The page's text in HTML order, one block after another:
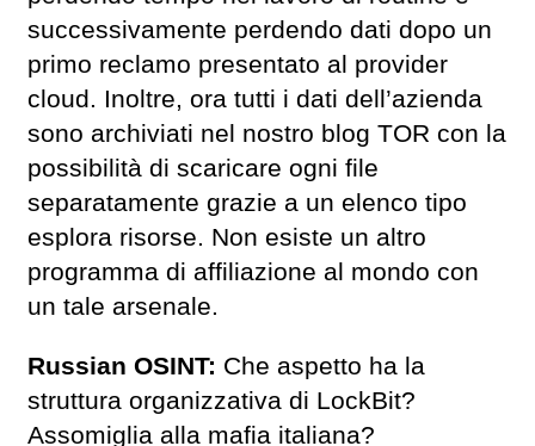
successivamente perdendo dati dopo un
primo reclamo presentato al provider
cloud. Inoltre, ora tutti i dati dell’azienda
sono archiviati nel nostro blog TOR con la
possibilità di scaricare ogni file
separatamente grazie a un elenco tipo
esplora risorse. Non esiste un altro
programma di affiliazione al mondo con
un tale arsenale.
Russian OSINT: Che aspetto ha la
struttura organizzativa di LockBit?
Assomiglia alla mafia italiana?